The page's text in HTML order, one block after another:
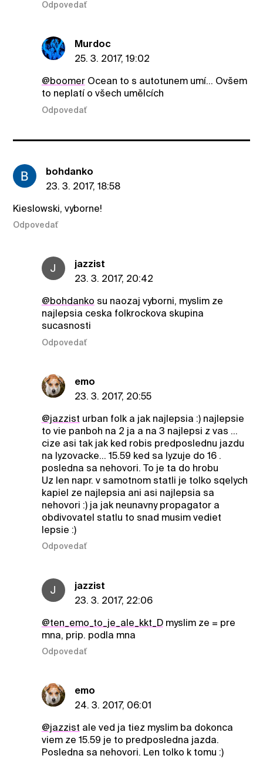
Odpovedať
Murdoc
25. 3. 2017, 19:02
@boomerOcean to s autotunem umí... Ovšem
to neplatí o všech umělcích
Odpovedať
bohdanko
23. 3. 2017, 18:58
Kieslowski, vyborne!
Odpovedať
J
jazzist
23. 3. 2017, 20:42
@bohdanko su naozaj vyborni, myslim ze
najlepsia ceska folkrockova skupina
sucasnosti
Odpovedať
emo
23. 3. 2017, 20:55
@jazzist urban folk a jak najlepsia :) najlepsie
to vie panboh na 2 ja a na 3 najlepsi z vas ...
cize asi tak jak ked robis predposlednu jazdu
na lyzovacke... 15.59 ked sa lyzuje do 16 .
posledna sa nehovori. To je ta do hrobu
Uz len napr. v samotnom statli je tolko sqelych
kapiel ze najlepsia ani asi najlepsia sa
nehovori :) ja jak neunavny propagator a
obdivovatel statlu to snad musim vediet
lepsie :)
Odpovedať
J
jazzist
23. 3. 2017, 22:06
@ten_emo_to_je_ale_kkt_Dmyslim ze = pre
mna, prip. podla mna
Odpovedať
emo
24. 3. 2017, 06:01
@jazzist ale ved ja tiez myslim ba dokonca
viem ze 15.59 je to predposledna jazda.
Posledna sa nehovori. Len tolko k tomu :)